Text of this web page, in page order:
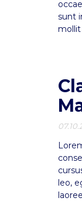
sunt
mollit
leo,